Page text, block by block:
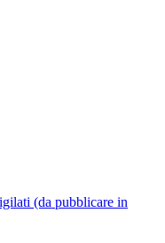
(da pubblicare in